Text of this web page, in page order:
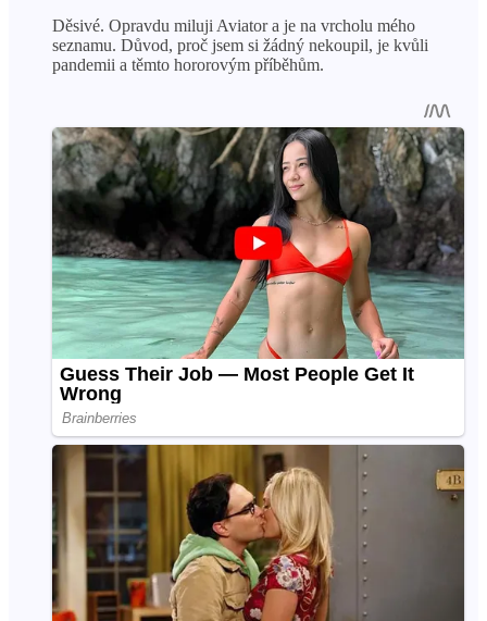
Děsivé. Opravdu miluji Aviator a je na vrcholu mého
seznamu. Důvod, proč jsem si žádný nekoupil, je kvůli
pandemii a těmto hororovým příběhům.